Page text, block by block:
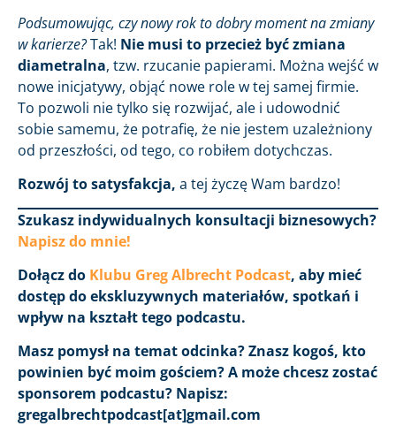
Podsumowując, czy nowy rok to dobry moment na zmiany
w karierze?Tak! Nie musi to przecież być zmiana
diametralna, tzw. rzucanie papierami. Można wejść w
nowe inicjatywy, objąć nowe role w tej samej firmie.
To pozwoli nie tylko się rozwijać, ale i udowodnić
sobie samemu, że potrafię, że nie jestem uzależniony
od przeszłości, od tego, co robiłem dotychczas.
Rozwój to satysfakcja, a tej życzę Wam bardzo!
Szukasz indywidualnych konsultacji biznesowych?
Napisz do mnie!
Dołącz do Klubu Greg Albrecht Podcast, aby mieć
dostęp do ekskluzywnych materiałów, spotkań i
wpływ na kształt tego podcastu.
Masz pomysł na temat odcinka? Znasz kogoś, kto
powinien być moim gościem? A może chcesz zostać
sponsorem podcastu? Napisz:
gregalbrechtpodcast[at]gmail.com